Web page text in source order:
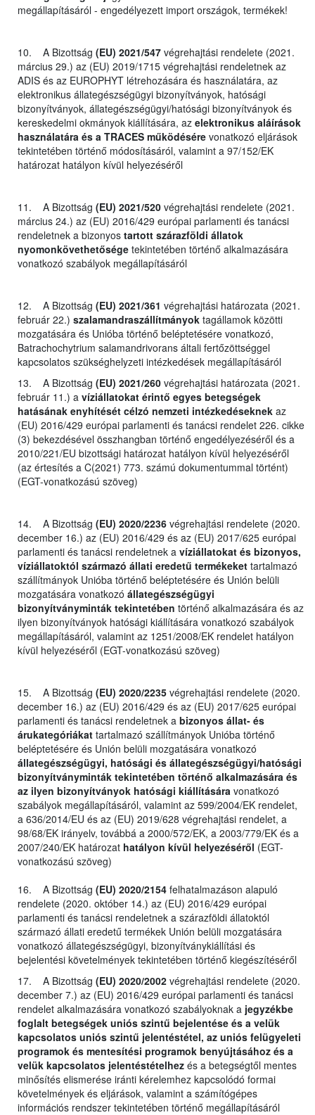
megállapításáról - engedélyezett import országok, termékek!
10. A Bizottság (EU) 2021/547 végrehajtási rendelete (2021.
március 29.) az (EU) 2019/1715 végrehajtási rendeletnek az
ADIS és az EUROPHYT létrehozására és használatára, az
elektronikus állategészségügyi bizonyítványok, hatósági
bizonyítványok, állategészségügyi/hatósági bizonyítványok és
kereskedelmi okmányok kiállítására, az elektronikus aláírások
használatára és a TRACES működésére vonatkozó eljárások
tekintetében történő módosításáról, valamint a 97/152/EK
határozat hatályon kívül helyezéséről
11. A Bizottság (EU) 2021/520 végrehajtási rendelete (2021.
március 24.) az (EU) 2016/429 európai parlamenti és tanácsi
rendeletnek a bizonyos tartott szárazföldi állatok
nyomonkövethetősége tekintetében történő alkalmazására
vonatkozó szabályok megállapításáról
12. A Bizottság (EU) 2021/361 végrehajtási határozata (2021.
február 22.) szalamandraszállítmányok tagállamok közötti
mozgatására és Unióba történő beléptetésére vonatkozó,
Batrachochytrium salamandrivorans általi fertőzöttséggel
kapcsolatos szükséghelyzeti intézkedések megállapításáról
13. A Bizottság (EU) 2021/260 végrehajtási határozata (2021.
február 11.) a víziállatokat érintő egyes betegségek
hatásának enyhítését célzó nemzeti intézkedéseknek az
(EU) 2016/429 európai parlamenti és tanácsi rendelet 226. cikke
(3) bekezdésével összhangban történő engedélyezéséről és a
2010/221/EU bizottsági határozat hatályon kívül helyezéséről
(az értesítés a C(2021) 773. számú dokumentummal történt)
(EGT-vonatkozású szöveg)
14. A Bizottság (EU) 2020/2236 végrehajtási rendelete (2020.
december 16.) az (EU) 2016/429 és az (EU) 2017/625 európai
parlamenti és tanácsi rendeletnek a víziállatokat és bizonyos,
víziállatoktól származó állati eredetű termékeket tartalmazó
szállítmányok Unióba történő beléptetésére és Unión belüli
mozgatására vonatkozó állategészségügyi
bizonyítványminták tekintetében történő alkalmazására és az
ilyen bizonyítványok hatósági kiállítására vonatkozó szabályok
megállapításáról, valamint az 1251/2008/EK rendelet hatályon
kívül helyezéséről (EGT-vonatkozású szöveg)
15. A Bizottság (EU) 2020/2235 végrehajtási rendelete (2020.
december 16.) az (EU) 2016/429 és az (EU) 2017/625 európai
parlamenti és tanácsi rendeletnek a bizonyos állat- és
árukategóriákat tartalmazó szállítmányok Unióba történő
beléptetésére és Unión belüli mozgatására vonatkozó
állategészségügyi, hatósági és állategészségügyi/hatósági
bizonyítványminták tekintetében történő alkalmazására és
az ilyen bizonyítványok hatósági kiállítására vonatkozó
szabályok megállapításáról, valamint az 599/2004/EK rendelet,
a 636/2014/EU és az (EU) 2019/628 végrehajtási rendelet, a
98/68/EK irányelv, továbbá a 2000/572/EK, a 2003/779/EK és a
2007/240/EK határozat hatályon kívül helyezéséről (EGT-
vonatkozású szöveg)
16. A Bizottság (EU) 2020/2154 felhatalmazáson alapuló
rendelete (2020. október 14.) az (EU) 2016/429 európai
parlamenti és tanácsi rendeletnek a szárazföldi állatoktól
származó állati eredetű termékek Unión belüli mozgatására
vonatkozó állategészségügyi, bizonyítványkiállítási és
bejelentési követelmények tekintetében történő kiegészítéséről
17. A Bizottság (EU) 2020/2002 végrehajtási rendelete (2020.
december 7.) az (EU) 2016/429 európai parlamenti és tanácsi
rendelet alkalmazására vonatkozó szabályoknak a jegyzékbe
foglalt betegségek uniós szintű bejelentése és a velük
kapcsolatos uniós szintű jelentéstétel, az uniós felügyeleti
programok és mentesítési programok benyújtásához és a
velük kapcsolatos jelentéstételhez és a betegségtől mentes
minősítés elismerése iránti kérelemhez kapcsolódó formai
követelmények és eljárások, valamint a számítógépes
információs rendszer tekintetében történő megállapításáról